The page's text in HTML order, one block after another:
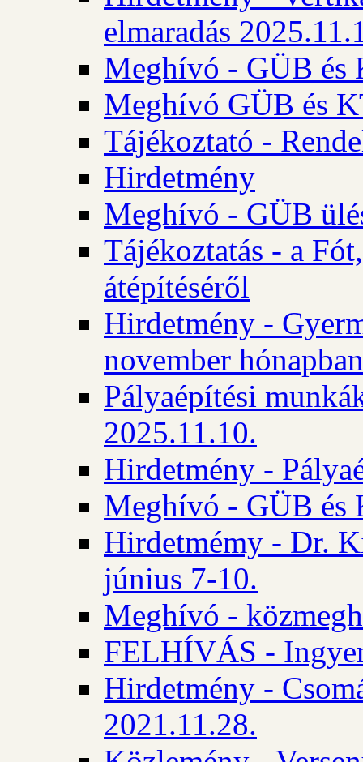
elmaradás
Meghívó - GÜB és
Meghívó GÜB és
Tájékoztató -
Hirdetmény
Meghívó - GÜB
Tájékoztatás - a
átépítéséről
Hirdetmény -
november hónapban
Pályaépítési
2025.11.10.
Hirdetmény -
Meghívó - GÜB és
Hirdetmémy - Dr.
június 7-10.
Meghívó -
FELHÍVÁS -
Hirdetmény -
2021.11.28.